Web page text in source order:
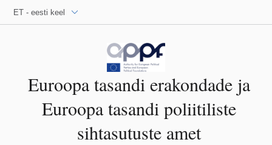
ET - eesti keel
Euroopa tasandi erakondade ja
Euroopa tasandi poliitiliste
sihtasutuste amet